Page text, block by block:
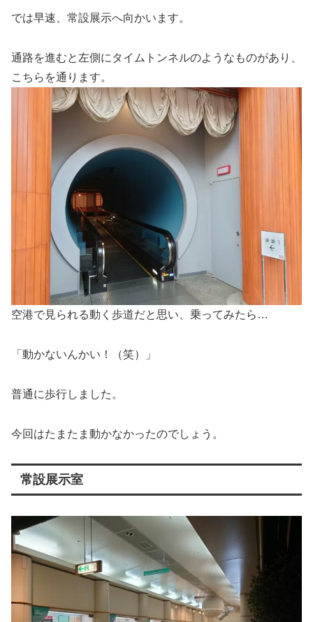
では早速、常設展示へ向かいます。
通路を進むと左側にタイムトンネルのようなものがあり、
こちらを通ります。
空港で見られる動く歩道だと思い、乗ってみたら…
「動かないんかい！（笑）」
普通に歩行しました。
今回はたまたま動かなかったのでしょう。
常設展示室